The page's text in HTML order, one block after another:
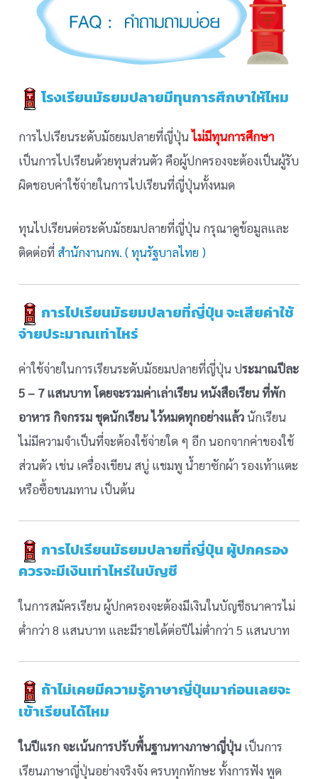
โรงเรียนมัธยมปลายมีทุนการศึกษาให้ไหม
การไปเรียนระดับมัธยมปลายที่ญี่ปุ่นไม่มีทุนการศึกษา
เป็นการไปเรียนด้วยทุนส่วนตัว คือผู้ปกครองจะต้องเป็นผู้รับ
ผิดชอบค่าใช้จ่ายในการไปเรียนที่ญี่ปุ่นทั้งหมด
ทุนไปเรียนต่อระดับมัธยมปลายที่ญี่ปุ่น กรุณาดูข้อมูลและ
ติดต่อที่ สำนักงานกพ. ( ทุนรัฐบาลไทย )
การไปเรียนมัธยมปลายที่ญี่ปุ่น จะเสียค่าใช้
จ่ายประมาณเท่าไหร่
ค่าใช้จ่ายในการเรียนระดับมัธยมปลายที่ญี่ปุ่น ประมาณปีละ
5 – 7 แสนบาท โดยจะรวมค่าเล่าเรียน หนังสือเรียน ที่พัก
อาหาร กิจกรรม ชุดนักเรียน ไว้หมดทุกอย่างแล้วนักเรียน
ไม่มีความจำเป็นที่จะต้องใช้จ่ายใด ๆ อีก นอกจากค่าของใช้
ส่วนตัว เช่น เครื่องเขียน สบู่ แชมพู น้ำยาซักผ้า รองเท้าแตะ
หรือซื้อขนมทาน เป็นต้น
การไปเรียนมัธยมปลายที่ญี่ปุ่น ผู้ปกครอง
ควรจะมีเงินเท่าไหร่ในบัญชี
ในการสมัครเรียน ผู้ปกครองจะต้องมีเงินในบัญชีธนาคารไม่
ต่ำกว่า 8 แสนบาท และมีรายได้ต่อปีไม่ต่ำกว่า 5 แสนบาท
ถ้าไม่เคยมีความรู้ภาษาญี่ปุ่นมาก่อนเลยจะ
เข้าเรียนได้ไหม
ในปีแรก จะเน้นการปรับพื้นฐานทางภาษาญี่ปุ่น เป็นการ
เรียนภาษาญี่ปุ่นอย่างจริงจัง ครบทุกทักษะ ทั้งการฟัง พูด